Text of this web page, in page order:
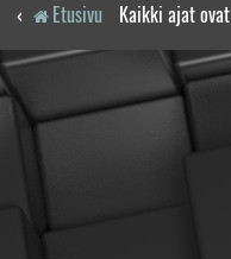
Etusivu Kaikki ajat ovat